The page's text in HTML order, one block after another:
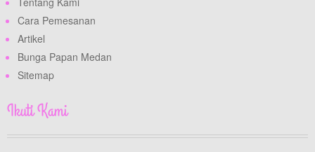
Cara Pemesanan
Artikel
Bunga Papan Medan
Sitemap
Ikuti Kami